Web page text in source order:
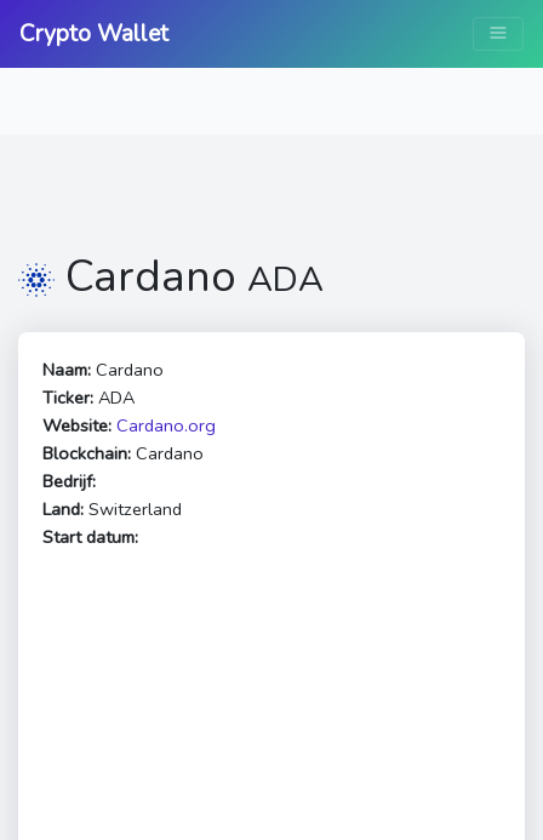
Crypto Wallet
Cardano ADA
Naam: Cardano
Ticker: ADA
Website: Cardano.org
Blockchain: Cardano
Bedrijf:
Land: Switzerland
Start datum: